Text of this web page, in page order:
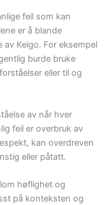
feil som kan
er å blande
Keigo. For eksempel
burde bruke
eller til og
av når hver
feil er overbruk av
kan overdreven
eller påtatt.
høflighet og
på konteksten og